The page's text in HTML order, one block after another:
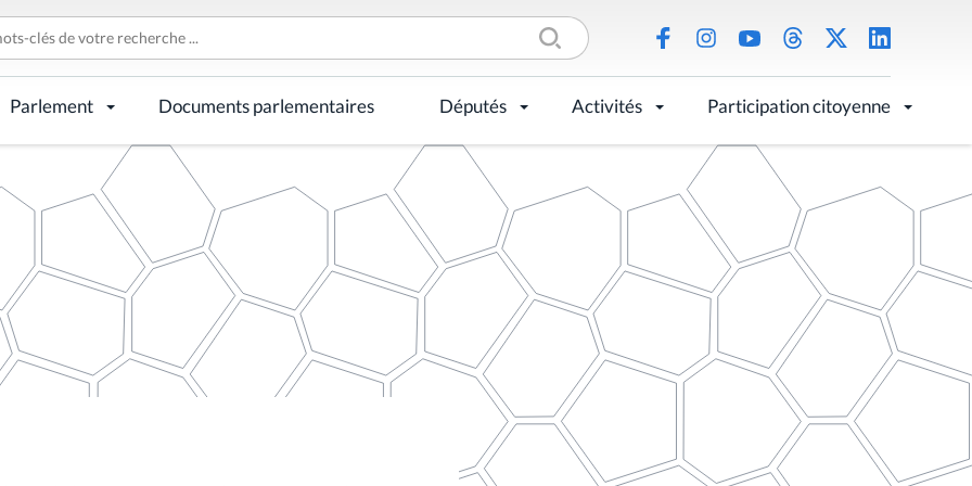
Parlement Documents parlementaires Députés Activités Participation citoyenne